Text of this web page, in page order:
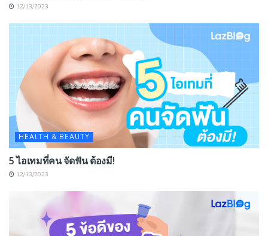
12/13/2023
HEALTH & BEAUTY
5 ไอเทมที่คน จัดฟัน ต้องมี!
12/13/2023